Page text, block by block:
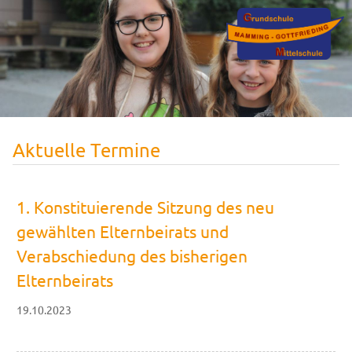
Aktuelle Termine
1. Konstituierende Sitzung des neu
gewählten Elternbeirats und
Verabschiedung des bisherigen
Elternbeirats
19.10.2023